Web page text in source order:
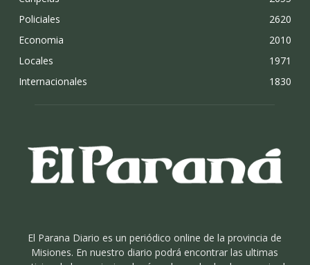
Policiales
2620
Economia
2010
Locales
1971
Internacionales
1830
El Parana Diario es un periódico online de la provincia de
Misiones. En nuestro diario podrá encontrar las ultimas